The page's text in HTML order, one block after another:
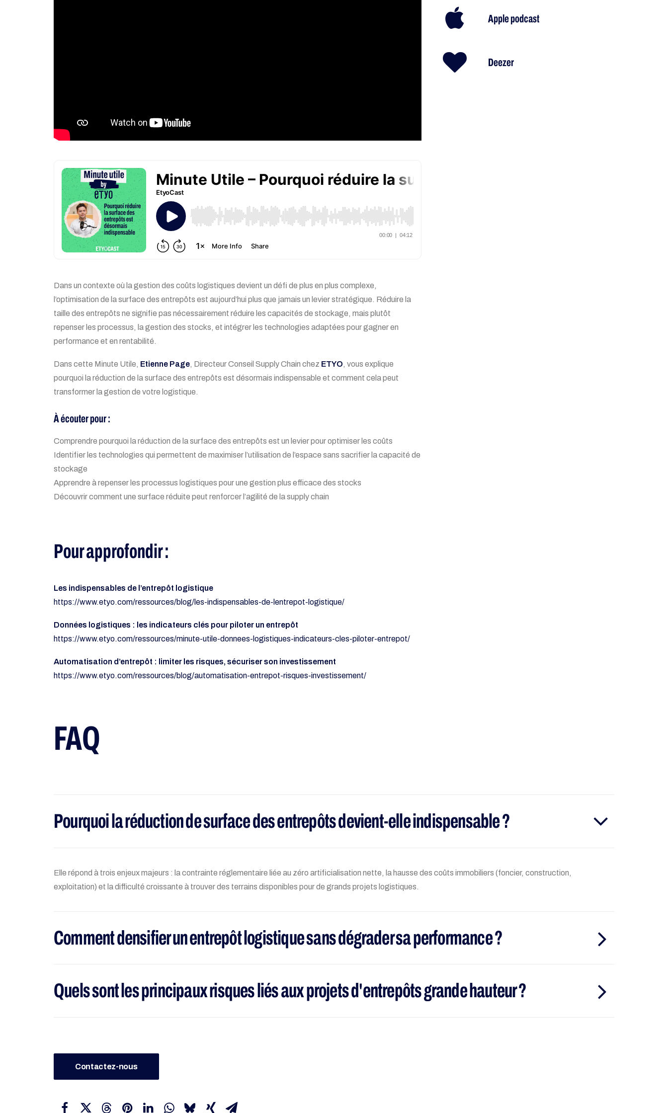
Dans un contexte où la gestion des coûts logistiques devient un défi de plus en plus complexe,
l’optimisation de la surface des entrepôts est aujourd’hui plus que jamais un levier stratégique. Réduire la
taille des entrepôts ne signifie pas nécessairement réduire les capacités de stockage, mais plutôt
repenser les processus, la gestion des stocks, et intégrer les technologies adaptées pour gagner en
performance et en rentabilité.
Dans cette Minute Utile, Etienne Page, Directeur Conseil Supply Chain chez ETYO, vous explique
pourquoi la réduction de la surface des entrepôts est désormais indispensable et comment cela peut
transformer la gestion de votre logistique.
À écouter pour :
Comprendre pourquoi la réduction de la surface des entrepôts est un levier pour optimiser les coûts
Identifier les technologies qui permettent de maximiser l’utilisation de l’espace sans sacrifier la capacité de
stockage
Apprendre à repenser les processus logistiques pour une gestion plus efficace des stocks
Découvrir comment une surface réduite peut renforcer l’agilité de la supply chain
Apple podcast
Deezer
Pour approfondir :
Les indispensables de l’entrepôt logistique
https://www.etyo.com/ressources/blog/les-indispensables-de-lentrepot-logistique/
Données logistiques : les indicateurs clés pour piloter un entrepôt
https://www.etyo.com/ressources/minute-utile-donnees-logistiques-indicateurs-cles-piloter-entrepot/
Automatisation d’entrepôt : limiter les risques, sécuriser son investissement
https://www.etyo.com/ressources/blog/automatisation-entrepot-risques-investissement/
FAQ
Pourquoi la réduction de surface des entrepôts devient-elle indispensable ?
Elle répond à trois enjeux majeurs : la contrainte réglementaire liée au zéro artificialisation nette, la hausse des coûts immobiliers (foncier, construction,
exploitation) et la difficulté croissante à trouver des terrains disponibles pour de grands projets logistiques.
Comment densifier un entrepôt logistique sans dégrader sa performance ?
Quels sont les principaux risques liés aux projets d'entrepôts grande hauteur ?
Contactez-nous